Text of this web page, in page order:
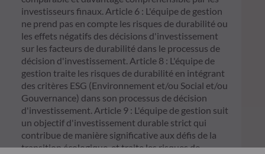
investisseurs finaux. Article 6 : L'équipe de gestion
ne prend pas en compte les risques de durabilité ou
les effets négatifs des décisions d'investissement
sur les facteurs de durabilité dans le processus de
décision d'investissement. Article 8 : L'équipe de
gestion traite les risques de durabilité en intégrant
des critères ESG (Environnement et/ou Social et/ou
Gouvernance) dans son processus de décision
d'investissement. Article 9 : L'équipe de gestion suit
un objectif d'investissement durable strict qui
contribue de manière significative aux défis de la
transition écologique, et traite les risques de